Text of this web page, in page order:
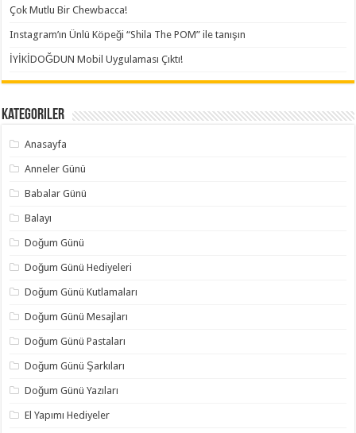
Çok Mutlu Bir Chewbacca!
Instagram’ın Ünlü Köpeği “Shila The POM” ile tanışın
İYİKİDOĞDUN Mobil Uygulaması Çıktı!
Kategoriler
Anasayfa
Anneler Günü
Babalar Günü
Balayı
Doğum Günü
Doğum Günü Hediyeleri
Doğum Günü Kutlamaları
Doğum Günü Mesajları
Doğum Günü Pastaları
Doğum Günü Şarkıları
Doğum Günü Yazıları
El Yapımı Hediyeler